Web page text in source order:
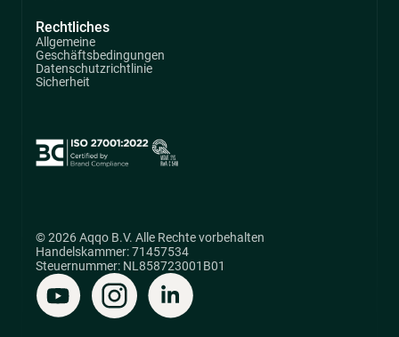
Rechtliches
Allgemeine
Geschäftsbedingungen
Datenschutzrichtlinie
Sicherheit
© 2026 Aqqo B.V. Alle Rechte vorbehalten
Handelskammer: 71457534
Steuernummer: NL858723001B01